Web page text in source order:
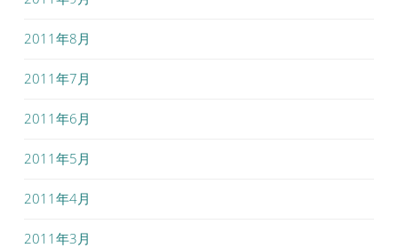
2011年8月
2011年7月
2011年6月
2011年5月
2011年4月
2011年3月